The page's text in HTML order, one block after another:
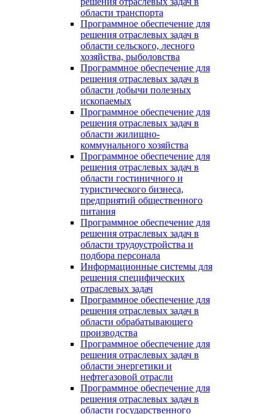
области транспорта
Программное обеспечение для
решения отраслевых задач в
области сельского, лесного
хозяйства, рыболовства
Программное обеспечение для
решения отраслевых задач в
области добычи полезных
ископаемых
Программное обеспечение для
решения отраслевых задач в
области жилищно-
коммунального хозяйства
Программное обеспечение для
решения отраслевых задач в
области гостиничного и
туристического бизнеса,
предприятий общественного
питания
Программное обеспечение для
решения отраслевых задач в
области трудоустройства и
подбора персонала
Информационные системы для
решения специфических
отраслевых задач
Программное обеспечение для
решения отраслевых задач в
области обрабатывающего
производства
Программное обеспечение для
решения отраслевых задач в
области энергетики и
нефтегазовой отрасли
Программное обеспечение для
решения отраслевых задач в
области государственного